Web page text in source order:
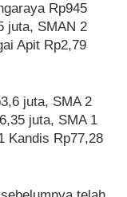
Rp945
juta, SMAN 2
Apit Rp2,79
juta, SMA 2
juta, SMA 1
Kandis Rp77,28